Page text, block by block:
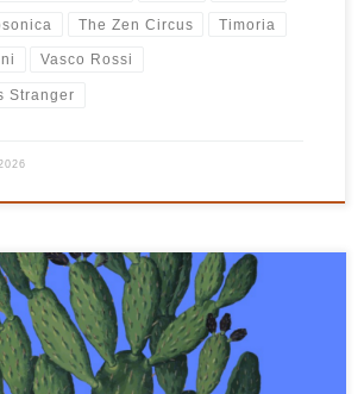
The Zen Circus Timoria
Vasco Rossi
Stranger
italiana che ti fa sentire bene, ecco cos’è
pescate dalla playlist dove nel tempo